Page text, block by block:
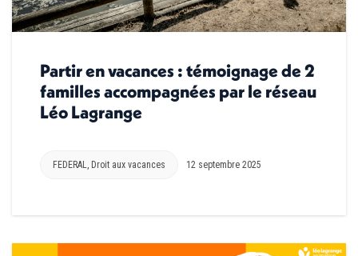
Partir en vacances : témoignage de 2
familles accompagnées par le réseau
Léo Lagrange
FEDERAL Droit aux vacances 12 septembre 2025